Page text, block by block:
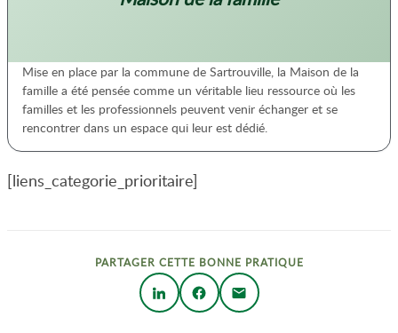
Mise en place par la commune de Sartrouville, la Maison de la
famille a été pensée comme un véritable lieu ressource où les
familles et les professionnels peuvent venir échanger et se
rencontrer dans un espace qui leur est dédié.
[liens_categorie_prioritaire]
PARTAGER CETTE BONNE PRATIQUE